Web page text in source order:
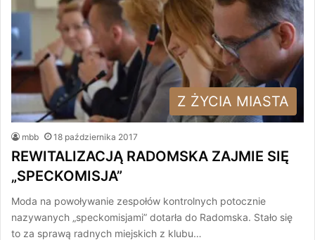
Z ŻYCIA MIASTA
mbb 18 października 2017
REWITALIZACJĄ RADOMSKA ZAJMIE SIĘ
„SPECKOMISJA”
Moda na powoływanie zespołów kontrolnych potocznie
nazywanych „speckomisjami” dotarła do Radomska. Stało się
to za sprawą radnych miejskich z klubu…